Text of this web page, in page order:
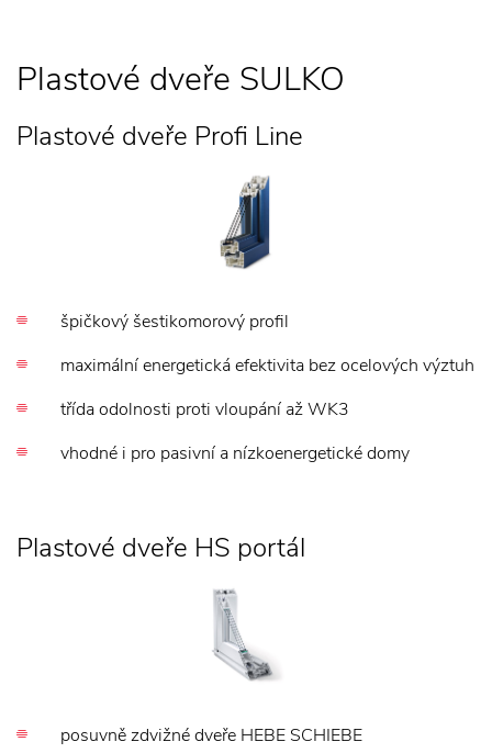
Plastové dveře SULKO
Plastové dveře Profi Line
špičkový šestikomorový profil
maximální energetická efektivita bez ocelových výztuh
třída odolnosti proti vloupání až WK3
vhodné i pro pasivní a nízkoenergetické domy
Plastové dveře HS portál
posuvně zdvižné dveře HEBE SCHIEBE